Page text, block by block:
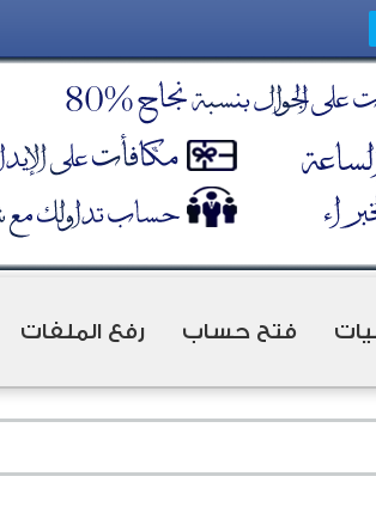
فتح حساب رفع الملفات